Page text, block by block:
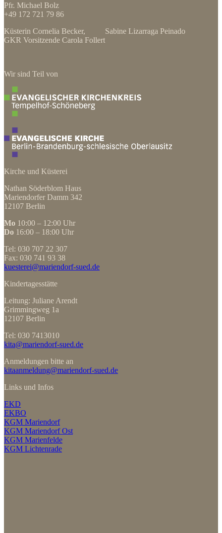
Pfr. Michael Bolz
+49 172 721 79 86
Küsterin Cornelia Becker, Sabine Lizarraga Peinado
GKR Vorsitzende Carola Follert
Wir sind Teil von
Kirche und Küsterei
Nathan Söderblom Haus
Mariendorfer Damm 342
12107 Berlin
Mo 10:00 – 12:00 Uhr
Do 16:00 – 18:00 Uhr
Tel: 030 707 22 307
Fax: 030 741 93 38
kuesterei@mariendorf-sued.de
Kindertagesstätte
Leitung: Juliane Arendt
Grimmingweg 1a
12107 Berlin
Tel: 030 7413010
kita@mariendorf-sued.de
Anmeldungen bitte an
kitaanmeldung@mariendorf-sued.de
Links und Infos
EKD
EKBO
KGM Mariendorf
KGM Mariendorf Ost
KGM Marienfelde
KGM Lichtenrade